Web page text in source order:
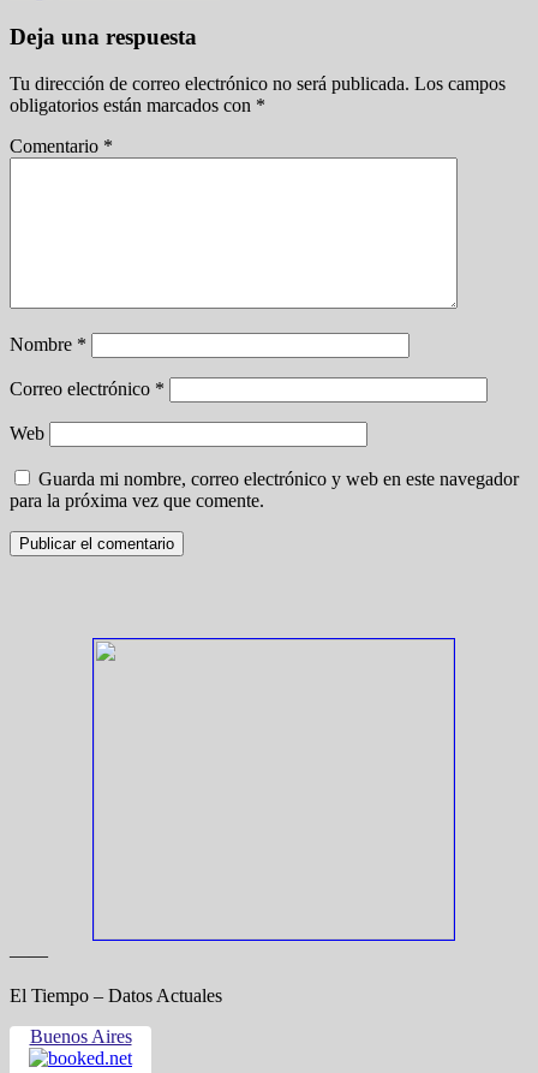
Deja una respuesta
Tu dirección de correo electrónico no será publicada. Los campos
obligatorios están marcados con *
Comentario *
Nombre *
Correo electrónico *
Web
Guarda mi nombre, correo electrónico y web en este navegador
para la próxima vez que comente.
——
El Tiempo – Datos Actuales
Buenos Aires